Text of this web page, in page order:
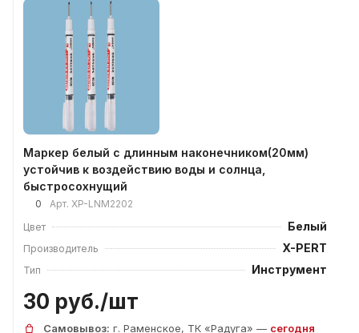
Маркер белый с длинным наконечником(20мм)
устойчив к воздействию воды и солнца,
быстросохнущий
0 Арт. XP-LNM2202
Цвет
Белый
Производитель X-PERT
Тип Инструмент
30 руб./шт
Самовывоз: г. Раменское, ТК «Радуга» — сегодня